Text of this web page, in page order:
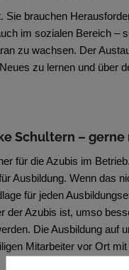
brauchen
im sozialen Bereich –
zu wachsen. Der
zu lernen und über
Schultern –
für die Azubis im
Ausbildung. Wenn das
für jeden
der Azubis ist, umso
Die Ausbildung auf
Mitarbeiter vor Ort